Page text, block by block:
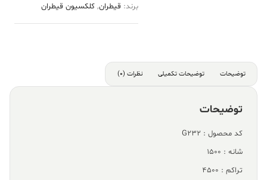
برند: قیطران, کلکسیون قیطران
توضیحات توضیحات تکمیلی نظرات (0)
توضیحات
کد محصول : G232
شانه : 1500
تراکم : 4500